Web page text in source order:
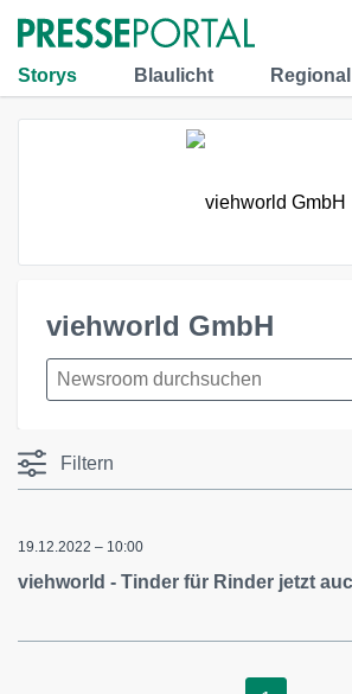
Storys Blaulicht Regional
viehworld GmbH
Filtern
19.12.2022 – 10:00
viehworld - Tinder für Rinder jetzt